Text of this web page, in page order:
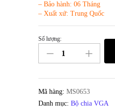
– Bảo hành: 06 Tháng
– Xuất xứ: Trung Quốc
Bộ
chia
VGA
1
ra
8
Số lượng:
Mã hàng: MS0653
Danh mục: Bộ chia VGA